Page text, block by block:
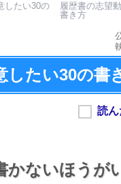
したい30の
履歴書の志望
書き方
したい30の書
かないほうが